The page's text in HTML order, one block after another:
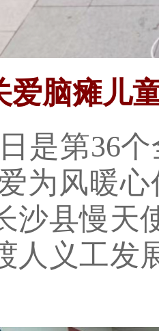
爱脑瘫儿
是第36
为风暖
沙县慢天
人义工发